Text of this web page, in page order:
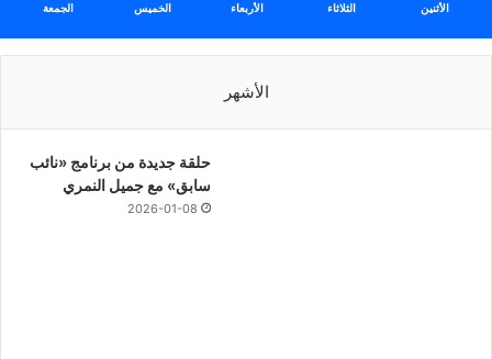
الأثنين الثلاثاء الأربعاء الخميس الجمعة
الأشهر
حلقة جديدة من برنامج «نائب
سابق» مع جميل النمري
2026-01-08